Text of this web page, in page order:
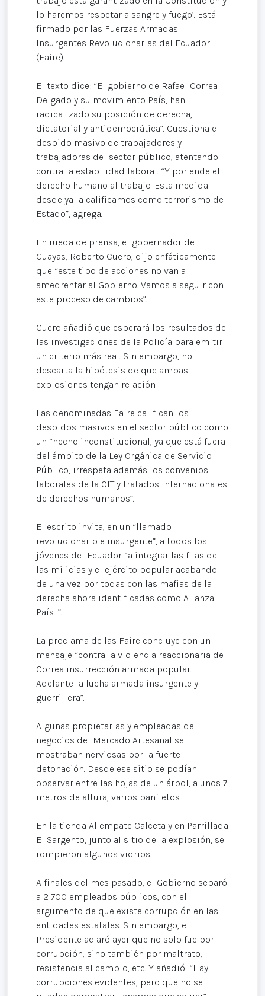
lo haremos respetar a sangre y fuego’. Está
firmado por las Fuerzas Armadas
Insurgentes Revolucionarias del Ecuador
(Faire).
El texto dice: “El gobierno de Rafael Correa
Delgado y su movimiento País, han
radicalizado su posición de derecha,
dictatorial y antidemocrática”. Cuestiona el
despido masivo de trabajadores y
trabajadoras del sector público, atentando
contra la estabilidad laboral. “Y por ende el
derecho humano al trabajo. Esta medida
desde ya la calificamos como terrorismo de
Estado”, agrega.
En rueda de prensa, el gobernador del
Guayas, Roberto Cuero, dijo enfáticamente
que “este tipo de acciones no van a
amedrentar al Gobierno. Vamos a seguir con
este proceso de cambios”.
Cuero añadió que esperará los resultados de
las investigaciones de la Policía para emitir
un criterio más real. Sin embargo, no
descarta la hipótesis de que ambas
explosiones tengan relación.
Las denominadas Faire califican los
despidos masivos en el sector público como
un “hecho inconstitucional, ya que está fuera
del ámbito de la Ley Orgánica de Servicio
Público, irrespeta además los convenios
laborales de la OIT y tratados internacionales
de derechos humanos”.
El escrito invita, en un “llamado
revolucionario e insurgente”, a todos los
jóvenes del Ecuador “a integrar las filas de
las milicias y el ejército popular acabando
de una vez por todas con las mafias de la
derecha ahora identificadas como Alianza
País…”.
La proclama de las Faire concluye con un
mensaje “contra la violencia reaccionaria de
Correa insurrección armada popular.
Adelante la lucha armada insurgente y
guerrillera”.
Algunas propietarias y empleadas de
negocios del Mercado Artesanal se
mostraban nerviosas por la fuerte
detonación. Desde ese sitio se podían
observar entre las hojas de un árbol, a unos 7
metros de altura, varios panfletos.
En la tienda Al empate Calceta y en Parrillada
El Sargento, junto al sitio de la explosión, se
rompieron algunos vidrios.
A finales del mes pasado, el Gobierno separó
a 2 700 empleados públicos, con el
argumento de que existe corrupción en las
entidades estatales. Sin embargo, el
Presidente aclaró ayer que no solo fue por
corrupción, sino también por maltrato,
resistencia al cambio, etc. Y añadió: “Hay
corrupciones evidentes, pero que no se